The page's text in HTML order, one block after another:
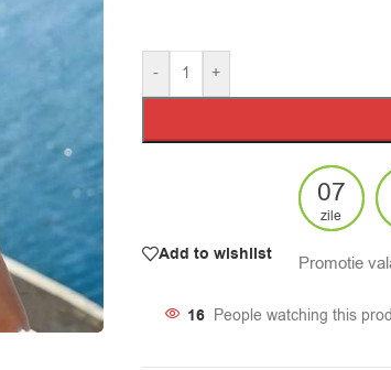
- +
Add to wishlist
07
zile
Promotie
16 People watching this